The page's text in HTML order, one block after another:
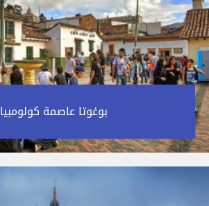
بوغوتا عاصمة كولومبيا‎